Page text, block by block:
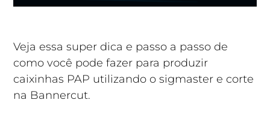
Veja essa super dica e passo a passo de
como você pode fazer para produzir
caixinhas PAP utilizando o sigmaster e corte
na Bannercut.